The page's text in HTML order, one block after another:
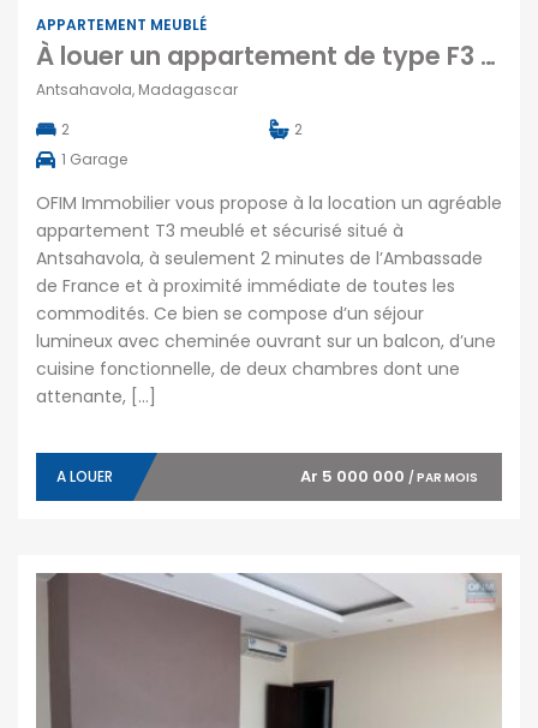
APPARTEMENT MEUBLÉ
À louer un appartement de type F3 meublé et sécurisé situé à Antsahavola Madagascar
Antsahavola, Madagascar
2
2
1 Garage
OFIM Immobilier vous propose à la location un agréable
appartement T3 meublé et sécurisé situé à
Antsahavola, à seulement 2 minutes de l’Ambassade
de France et à proximité immédiate de toutes les
commodités. Ce bien se compose d’un séjour
lumineux avec cheminée ouvrant sur un balcon, d’une
cuisine fonctionnelle, de deux chambres dont une
attenante, […]
A LOUER Ar 5 000 000 / PAR MOIS